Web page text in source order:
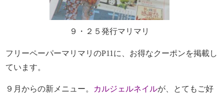
９・２５発行マリマリ
フリーペーパーマリマリのP11に、お得なクーポンを掲載し
ています。
９月からの新メニュー。 カルジェルネイルが、とてもご好